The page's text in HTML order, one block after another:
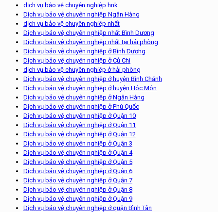
dịch vụ bảo vệ chuyên nghiệp hnk
Dịch vụ bảo vệ chuyên nghiệp Ngân Hàng
dịch vụ bảo vệ chuyên nghiệp nhất
Dịch vụ bảo vệ chuyên nghiệp nhất Bình Dương
Dịch vụ bảo vệ chuyên nghiệp nhất tại hải phòng
Dịch vụ bảo vệ chuyên nghiệp ở Bình Dương
Dịch vụ bảo vệ chuyên nghiệp ở Củ Chi
dịch vụ bảo vệ chuyên nghiệp ở hải phòng
Dịch vụ bảo vệ chuyên nghiệp ở huyện Bình Chánh
Dịch vụ bảo vệ chuyên nghiệp ở huyện Hóc Môn
Dịch vụ bảo vệ chuyên nghiệp ở Ngân Hàng
Dịch vụ bảo vệ chuyên nghiệp ở Phú Quốc
Dịch vụ bảo vệ chuyên nghiệp ở Quận 10
Dịch vụ bảo vệ chuyên nghiệp ở Quận 11
Dịch vụ bảo vệ chuyên nghiệp ở Quận 12
Dịch vụ bảo vệ chuyên nghiệp ở Quận 3
Dịch vụ bảo vệ chuyên nghiệp ở Quận 4
Dịch vụ bảo vệ chuyên nghiệp ở Quận 5
Dịch vụ bảo vệ chuyên nghiệp ở Quận 6
Dịch vụ bảo vệ chuyên nghiệp ở Quận 7
Dịch vụ bảo vệ chuyên nghiệp ở Quận 8
Dịch vụ bảo vệ chuyên nghiệp ở Quận 9
Dịch vụ bảo vệ chuyên nghiệp ở quận Bình Tân